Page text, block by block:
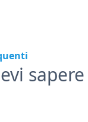
sapere